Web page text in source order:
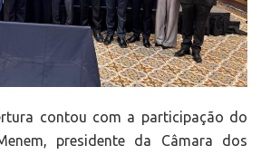
contou com a participação do
presidente da Câmara dos